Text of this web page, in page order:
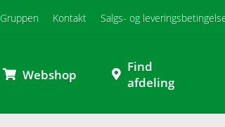
Kontakt Salgs- og
Webshop
Find
afdeling